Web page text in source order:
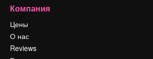
Компания
Цены
О нас
Reviews